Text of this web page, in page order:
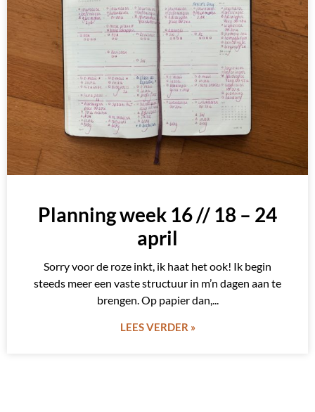
Planning week 16 // 18 – 24
april
Sorry voor de roze inkt, ik haat het ook! Ik begin
steeds meer een vaste structuur in m’n dagen aan te
brengen. Op papier dan,
LEES VERDER »